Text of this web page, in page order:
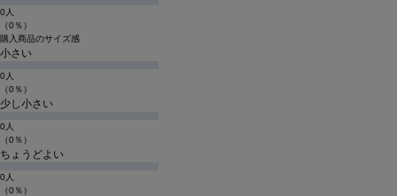
0人
（0％）
購入商品のサイズ感
小さい
0人
（0％）
少し小さい
0人
（0％）
ちょうどよい
0人
（0％）